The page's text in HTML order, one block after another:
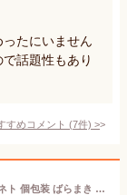
たにいません
話題性もあり
すめコメント (7件) >
バレンタイン お菓子 ギフト グラッ茶 京都ヴェネト 個包装 ばらまき チョコ以外 抹茶 焼菓子 クッキー 京都 お土産 抹茶スイーツ 小分け 退職 職場 産休 出産 誕生日 内祝 御祝 結婚記念日 ホワイトデー お返し プチギフト 日本 修学旅行 京都土産 帰省 お供え 御供